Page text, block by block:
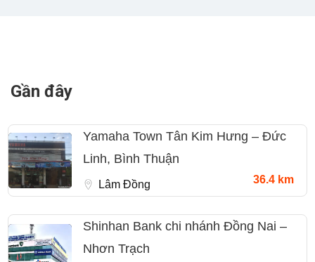
Gần đây
Yamaha Town Tân Kim Hưng – Đức
Linh, Bình Thuận
Lâm Đồng 36.4 km
Shinhan Bank chi nhánh Đồng Nai –
Nhơn Trạch